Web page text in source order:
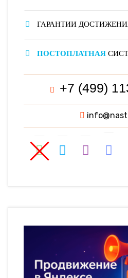
ГАРАНТИИ
ПОСТОПЛАТНАЯ
+7 (499)